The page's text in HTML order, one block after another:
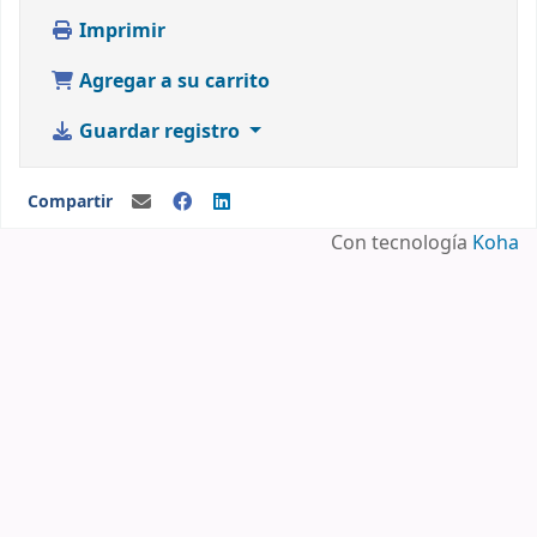
Imprimir
Agregar a su carrito
Guardar registro
Compartir
Con tecnología Koha